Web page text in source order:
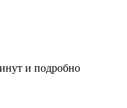
и подробно